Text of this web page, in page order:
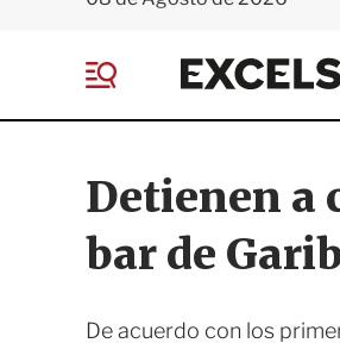
e
Detienen a
bar de
De acuerdo con los